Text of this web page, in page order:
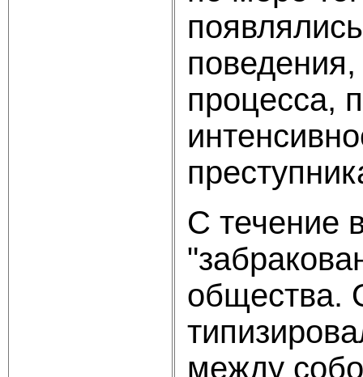
поведения,
процесса,
С течение
общества.
между